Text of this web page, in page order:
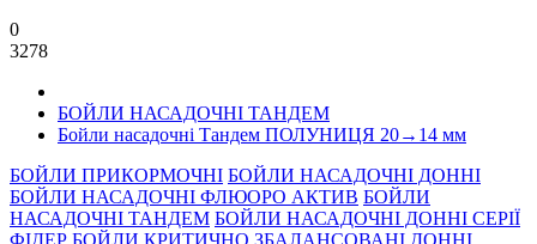
0
3278
БОЙЛИ НАСАДОЧНІ ТАНДЕМ
Бойли насадочні Тандем ПОЛУНИЦЯ 20→14 мм
БОЙЛИ ПРИКОРМОЧНI БОЙЛИ НАСАДОЧНI ДОННI
БОЙЛИ НАСАДОЧНІ ФЛЮОРО АКТИВ БОЙЛИ
НАСАДОЧНІ ТАНДЕМ БОЙЛИ НАСАДОЧНI ДОННI СЕРIÏ
ФIДЕР БОЙЛИ КРИТИЧНО ЗБАЛАНСОВАНІ ДОННІ